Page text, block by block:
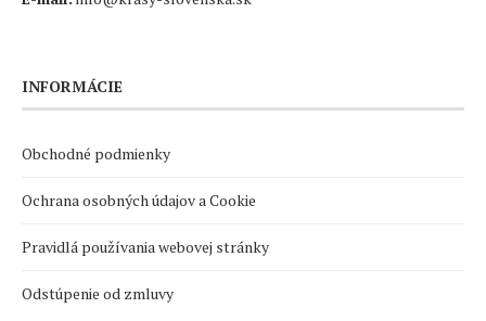
INFORMÁCIE
Obchodné podmienky
Ochrana osobných údajov a Cookie
Pravidlá používania webovej stránky
Odstúpenie od zmluvy